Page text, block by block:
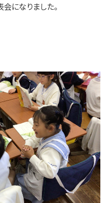
になりました。